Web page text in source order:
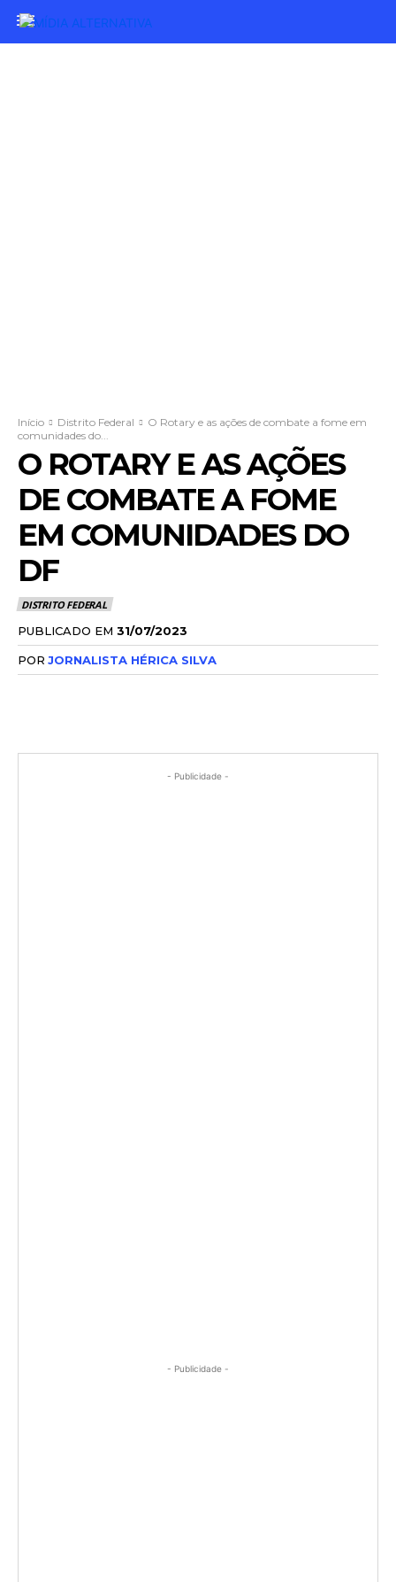
Início Distrito Federal
O Rotary e as ações de combate a fome em
comunidades do...
O ROTARY E AS AÇÕES
DE COMBATE A FOME
EM COMUNIDADES DO
DF
DISTRITO FEDERAL
PUBLICADO EM 31/07/2023
POR JORNALISTA HÉRICA SILVA
- Publicidade -
- Publicidade -